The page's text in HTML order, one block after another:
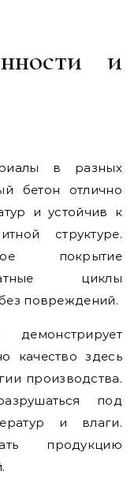
и
в разных
бетон отлично
и устойчив к
структуре.
покрытие
циклы
повреждений.
качество здесь
производства.
под
и влаги.
продукцию